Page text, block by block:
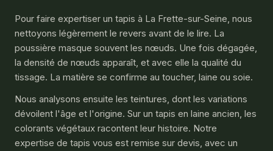
Pour faire expertiser un tapis à La Frette-sur-Seine, nous
nettoyons légèrement le revers avant de le lire. La
poussière masque souvent les nœuds. Une fois dégagée,
la densité de nœuds apparaît, et avec elle la qualité du
tissage. La matière se confirme au toucher, laine ou soie.
Nous analysons ensuite les teintures, dont les variations
dévoilent l'âge et l'origine. Sur un tapis en laine ancien, les
colorants végétaux racontent leur histoire. Notre
expertise de tapis vous est remise sur devis, avec un